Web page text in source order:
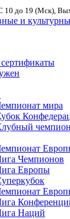
10 до 19 (Мск),
и
мира
Чемпионов
Европы
Наций